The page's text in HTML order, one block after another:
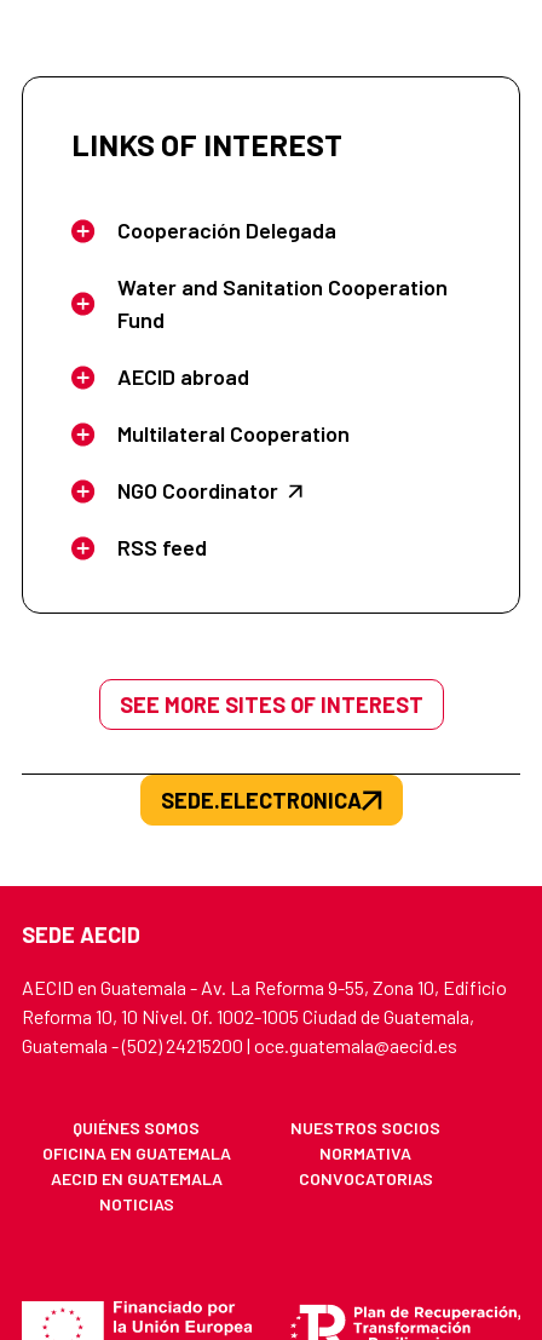
LINKS OF INTEREST
Cooperación Delegada
Water and Sanitation Cooperation
Fund
AECID abroad
Multilateral Cooperation
NGO Coordinator
RSS feed
SEE MORE SITES OF INTEREST
SEDE.ELECTRONICA
SEDE AECID
AECID en Guatemala - Av. La Reforma 9-55, Zona 10, Edificio
Reforma 10, 10 Nivel. Of. 1002-1005 Ciudad de Guatemala,
Guatemala - (502) 24215200 | oce.guatemala@aecid.es
QUIÉNES SOMOS
NUESTROS SOCIOS
OFICINA EN GUATEMALA
NORMATIVA
AECID EN GUATEMALA
CONVOCATORIAS
NOTICIAS